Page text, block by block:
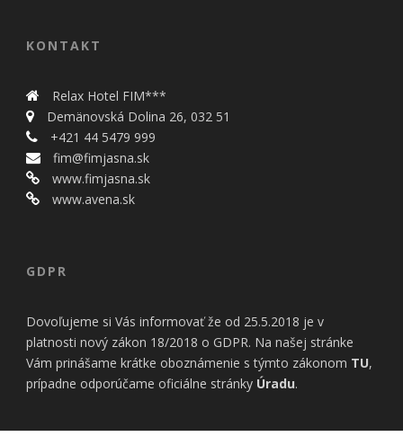
KONTAKT
Relax Hotel FIM***
Demänovská Dolina 26, 032 51
+421 44 5479 999
fim@fimjasna.sk
www.fimjasna.sk
www.avena.sk
GDPR
Dovoľujeme si Vás informovať že od 25.5.2018 je v
platnosti nový zákon 18/2018 o GDPR. Na našej stránke
Vám prinášame krátke oboznámenie s týmto zákonom TU,
prípadne odporúčame oficiálne stránky Úradu.